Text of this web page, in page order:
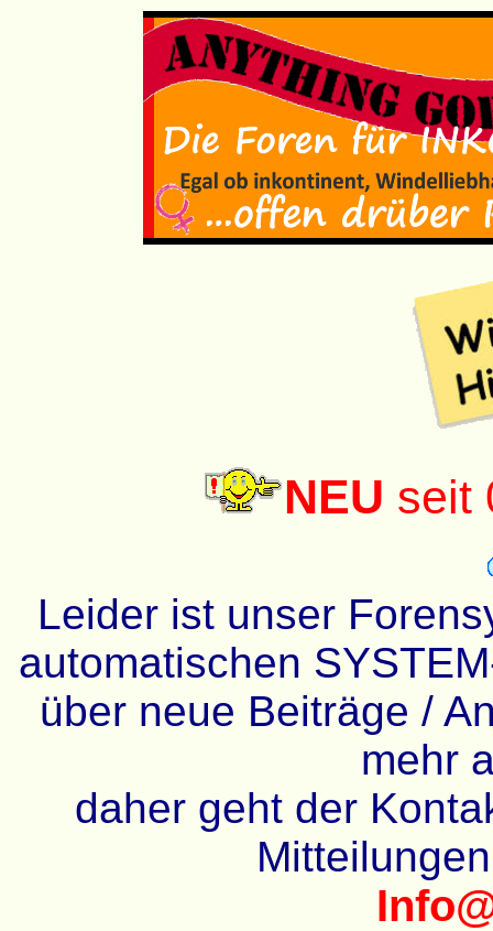
NEU seit
Leider ist unser
automatischen
über neue Beiträge /
mehr
daher geht der